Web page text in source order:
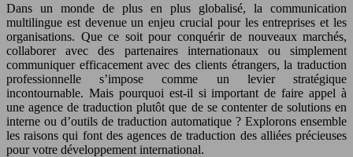
Dans un monde de plus en plus globalisé, la communication
multilingue est devenue un enjeu crucial pour les entreprises et les
organisations. Que ce soit pour conquérir de nouveaux marchés,
collaborer avec des partenaires internationaux ou simplement
communiquer efficacement avec des clients étrangers, la traduction
professionnelle s’impose comme un levier stratégique
incontournable. Mais pourquoi est-il si important de faire appel à
une agence de traduction plutôt que de se contenter de solutions en
interne ou d’outils de traduction automatique ? Explorons ensemble
les raisons qui font des agences de traduction des alliées précieuses
pour votre développement international.